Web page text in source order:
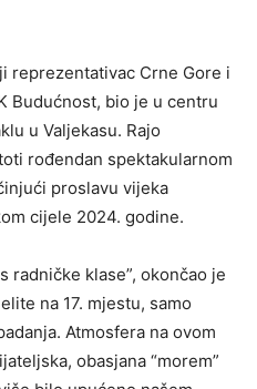
reprezentativac Crne Gore i
Budućnost, bio je u centru
u Valjekasu. Rajo
rođendan spektakularnom
proslavu vijeka
cijele 2024. godine.
radničke klase”, okončao je
na 17. mjestu, samo
Atmosfera na ovom
obasjana “morem”